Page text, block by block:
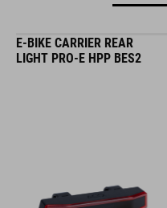
E-BIKE CARRIER REAR
LIGHT PRO-E HPP BES2